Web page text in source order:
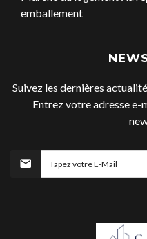
emballement
Suivez les dernières
Entrez votre adresse e-